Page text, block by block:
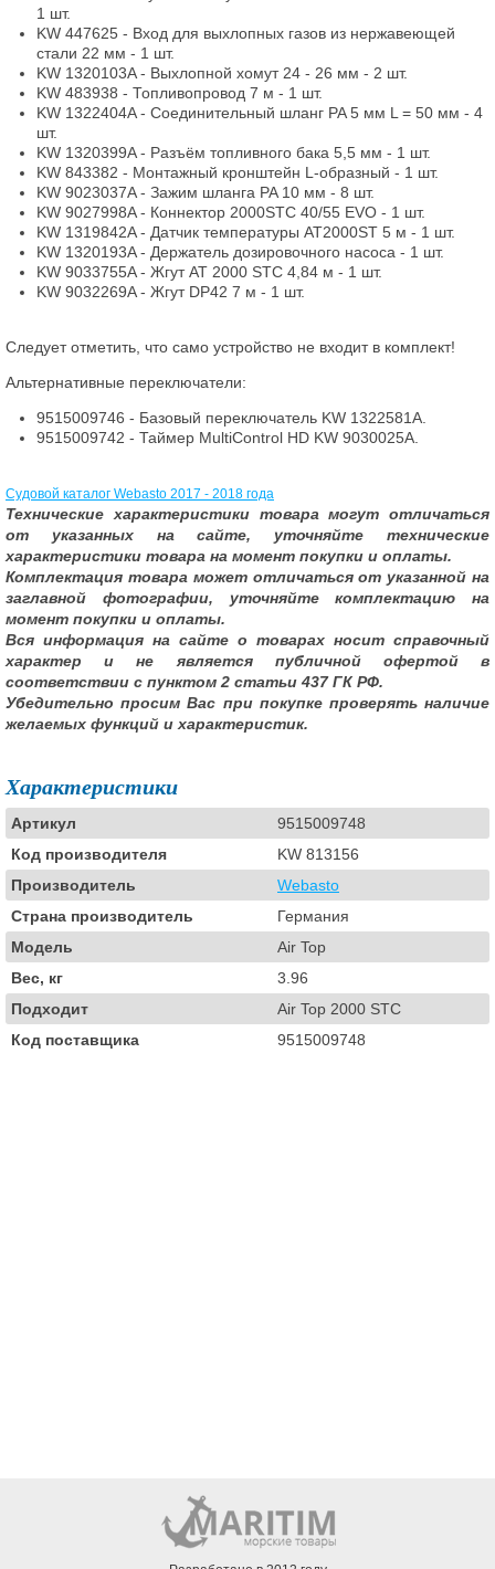
1 шт.
KW 447625 - Вход для выхлопных газов из нержавеющей
стали 22 мм - 1 шт.
KW 1320103A - Выхлопной хомут 24 - 26 мм - 2 шт.
KW 483938 - Топливопровод 7 м - 1 шт.
KW 1322404A - Соединительный шланг PA 5 мм L = 50 мм - 4
шт.
KW 1320399A - Разъём топливного бака 5,5 мм - 1 шт.
KW 843382 - Монтажный кронштейн L-образный - 1 шт.
KW 9023037A - Зажим шланга PA 10 мм - 8 шт.
KW 9027998A - Коннектор 2000STC 40/55 EVO - 1 шт.
KW 1319842A - Датчик температуры AT2000ST 5 м - 1 шт.
KW 1320193A - Держатель дозировочного насоса - 1 шт.
KW 9033755A - Жгут AT 2000 STC 4,84 м - 1 шт.
KW 9032269A - Жгут DP42 7 м - 1 шт.
Следует отметить, что само устройство не входит в комплект!
Альтернативные переключатели:
9515009746 - Базовый переключатель KW 1322581A.
9515009742 - Таймер MultiControl HD KW 9030025A.
Судовой каталог Webasto 2017 - 2018 года
Технические характеристики товара могут отличаться
от указанных на сайте, уточняйте технические
характеристики товара на момент покупки и оплаты.
Комплектация товара может отличаться от указанной на
заглавной фотографии, уточняйте комплектацию на
момент покупки и оплаты.
Вся информация на сайте о товарах носит справочный
характер и не является публичной офертой в
соответствии с пунктом 2 статьи 437 ГК РФ.
Убедительно просим Вас при покупке проверять наличие
желаемых функций и характеристик.
Характеристики
Артикул
9515009748
Код производителя
KW 813156
Производитель
Webasto
Страна производитель
Германия
Модель
Air Top
Вес, кг
3.96
Подходит
Air Top 2000 STC
Код поставщика
9515009748